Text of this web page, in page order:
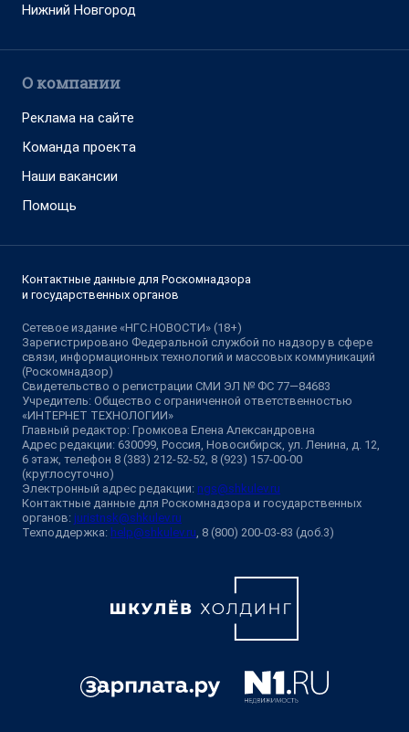
Нижний Новгород
О компании
Реклама на сайте
Команда проекта
Наши вакансии
Помощь
Контактные данные для Роскомнадзора
и государственных органов
Сетевое издание «НГС.НОВОСТИ» (18+)
Зарегистрировано Федеральной службой по надзору в сфере
связи, информационных технологий и массовых коммуникаций
(Роскомнадзор)
Свидетельство о регистрации СМИ ЭЛ № ФС 77—84683
Учредитель: Общество с ограниченной ответственностью
«ИНТЕРНЕТ ТЕХНОЛОГИИ»
Главный редактор: Громкова Елена Александровна
Адрес редакции: 630099, Россия, Новосибирск, ул. Ленина, д. 12,
6 этаж, телефон 8 (383) 212-52-52, 8 (923) 157-00-00
(круглосуточно)
Электронный адрес редакции: ngs@shkulev.ru
Контактные данные для Роскомнадзора и государственных
органов: juristnsk@shkulev.ru
Техподдержка: help@shkulev.ru, 8 (800) 200-03-83 (доб.3)